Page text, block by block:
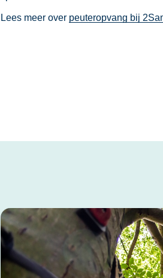
Lees meer over peuteropvang bij